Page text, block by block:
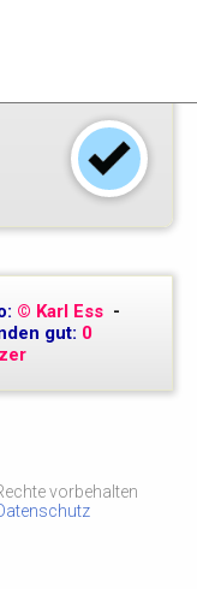
© Karl Ess -
gut: 0
vorbehalten